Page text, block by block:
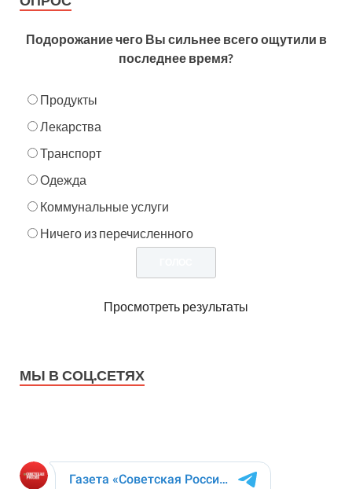
Подорожание чего Вы сильнее всего ощутили в
последнее время?
Продукты
Лекарства
Транспорт
Одежда
Коммунальные услуги
Ничего из перечисленного
Просмотреть результаты
МЫ В СОЦ.СЕТЯХ